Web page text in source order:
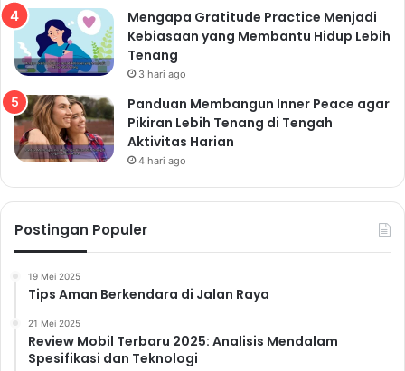
kelelahan, penurunan sistem imun, dan peningkatan
risiko berbagai penyakit. Usahakan untuk tidur selama
7-8 jam setiap malam. Buatlah rutinitas tidur yang
teratur dan ciptakan lingkungan tidur yang nyaman
dan tenang.
Hidup Sehat yang Cocok untuk Orang Sibuk
Stamina, Pola Makan, dan Pikiran Tetap
10 Rutinitas Sehat di Pagi Hari yang Bisa Bikin
Mengapa Gratitude Practice Menjadi
Kebiasaan yang Membantu Hidup Lebih
Tenang
3 hari ago
Panduan Membangun Inner Peace agar
Pikiran Lebih Tenang di Tengah
Aktivitas Harian
4 hari ago
Postingan Populer
19 Mei 2025
Tips Aman Berkendara di Jalan Raya
21 Mei 2025
Review Mobil Terbaru 2025: Analisis Mendalam
Spesifikasi dan Teknologi